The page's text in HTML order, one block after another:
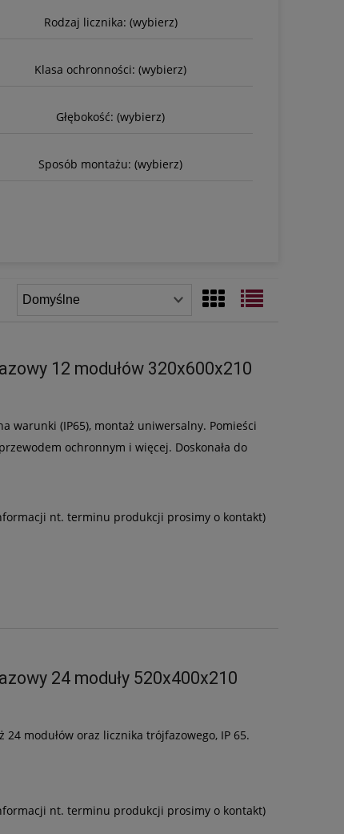
Rodzaj licznika: (wybierz)
Klasa ochronności: (wybierz)
Głębokość: (wybierz)
Sposób montażu: (wybierz)
12 modułów 320x600x210
warunki (IP65), montaż uniwersalny. Pomieści
ochronnym i więcej. Doskonała do
nt. terminu produkcji prosimy o kontakt)
24 moduły 520x400x210
modułów oraz licznika trójfazowego, IP 65.
nt. terminu produkcji prosimy o kontakt)